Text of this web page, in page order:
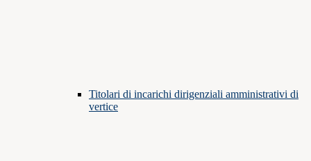
Titolari di incarichi dirigenziali amministrativi di
vertice